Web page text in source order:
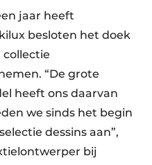
jaar heeft
besloten het doek
collectie
“De grote
heeft ons daarvan
we sinds het begin
dessins aan”,
bij